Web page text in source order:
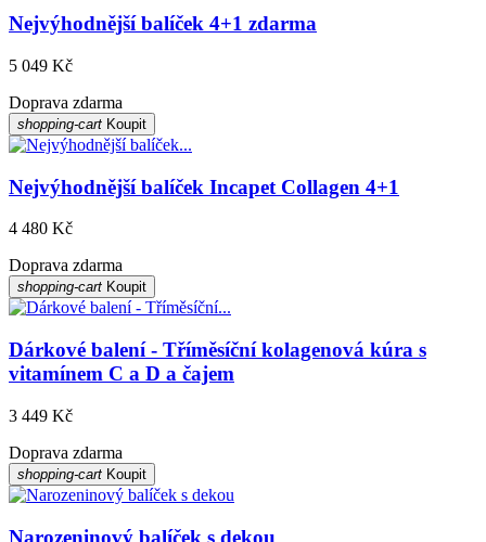
Nejvýhodnější balíček 4+1 zdarma
5 049 Kč
Doprava zdarma
shopping-cart Koupit
Nejvýhodnější balíček Incapet Collagen 4+1
4 480 Kč
Doprava zdarma
shopping-cart Koupit
Dárkové balení - Tříměsíční kolagenová kúra s
vitamínem C a D a čajem
3 449 Kč
Doprava zdarma
shopping-cart Koupit
Narozeninový balíček s dekou